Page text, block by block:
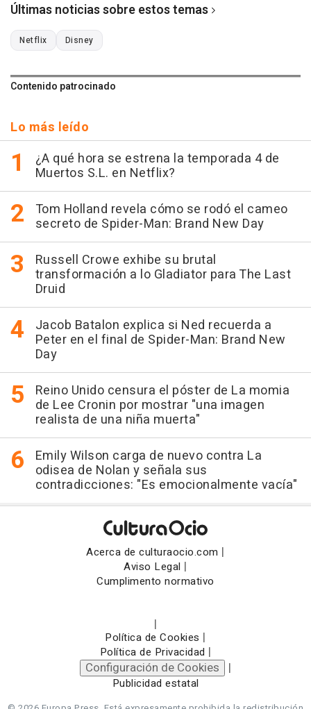
Últimas noticias sobre estos temas
Netflix Disney
Contenido patrocinado
Lo más leído
¿A qué hora se estrena la temporada 4 de
Muertos S.L. en Netflix?
Tom Holland revela cómo se rodó el cameo
secreto de Spider-Man: Brand New Day
Russell Crowe exhibe su brutal
transformación a lo Gladiator para The Last
Druid
Jacob Batalon explica si Ned recuerda a
Peter en el final de Spider-Man: Brand New
Day
Reino Unido censura el póster de La momia
de Lee Cronin por mostrar "una imagen
realista de una niña muerta"
Emily Wilson carga de nuevo contra La
odisea de Nolan y señala sus
contradicciones: "Es emocionalmente vacía"
Acerca de culturaocio.com |
Aviso Legal |
Cumplimento normativo
|
Política de Cookies |
Política de Privacidad |
Configuración de Cookies |
Publicidad estatal